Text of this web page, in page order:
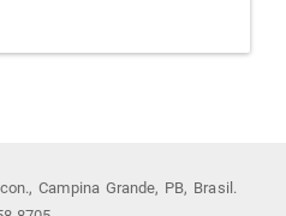
Campina Grande, PB, Brasil.